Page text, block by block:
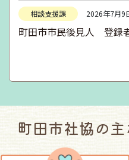
相談支援課 2026年7月9
町田市市民後見人 登録
町田市社協の